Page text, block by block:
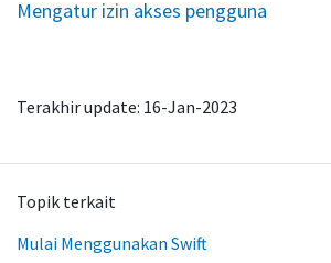
Mengatur izin akses pengguna
Terakhir update: 16-Jan-2023
Topik terkait
Mulai Menggunakan Swift